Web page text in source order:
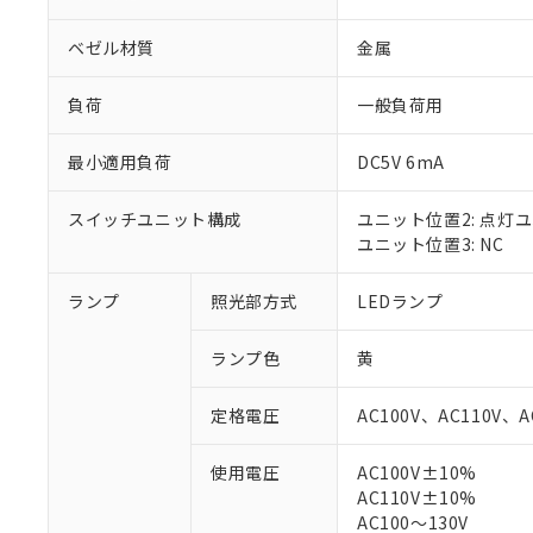
ベゼル材質 金属
負荷 一般負荷用
最小適用負荷 DC5V 6mA
スイッチユニット構成
ユニット位置2: 点灯
ユニット位置3: NC
ランプ 照光部方式 LEDランプ
ランプ色 黄
定格電圧 AC100V、AC110V、
使用電圧
AC100V±10%
AC110V±10%
AC100～130V
ご利用条件
※1 対応状況
対応済み：EU
対応予定：EU
対応予定なし：
調査・確認中：
非該当品：ライセ
仕入先様の事情に
※1 中国